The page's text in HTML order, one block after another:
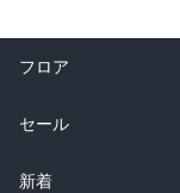
フロア
総合
ラノベ
セール
総合
新着